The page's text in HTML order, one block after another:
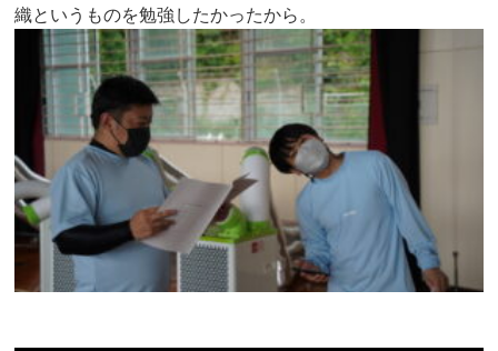
織というものを勉強したかったから。